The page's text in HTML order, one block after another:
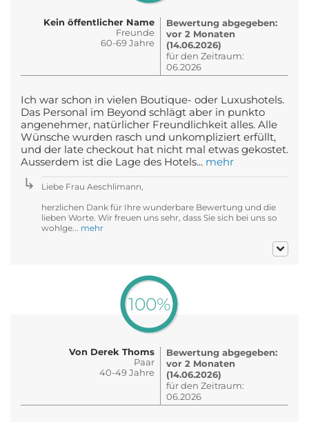
Kein öffentlicher Name
Freunde
60-69 Jahre
Bewertung abgegeben:
vor 2 Monaten
(14.06.2026)
für den Zeitraum:
06.2026
Ich war schon in vielen Boutique- oder Luxushotels.
Das Personal im Beyond schlägt aber in punkto
angenehmer, natürlicher Freundlichkeit alles. Alle
Wünsche wurden rasch und unkompliziert erfüllt,
und der late checkout hat nicht mal etwas gekostet.
Ausserdem ist die Lage des Hotels... mehr
Liebe Frau Aeschlimann,
herzlichen Dank für Ihre wunderbare Bewertung und die
lieben Worte. Wir freuen uns sehr, dass Sie sich bei uns so
wohlge... mehr
100%
Von Derek Thoms
Paar
40-49 Jahre
Bewertung abgegeben:
vor 2 Monaten
(14.06.2026)
für den Zeitraum:
06.2026